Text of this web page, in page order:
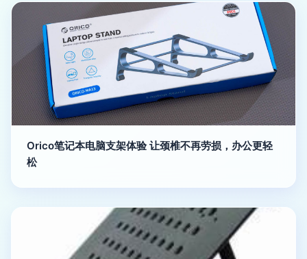
Orico笔记本电脑支架体验 让颈椎不再劳损，办公更轻
松